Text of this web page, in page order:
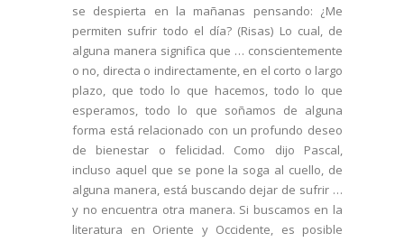
se despierta en la mañanas pensando: ¿Me
permiten sufrir todo el día? (Risas) Lo cual, de
alguna manera significa que … conscientemente
o no, directa o indirectamente, en el corto o largo
plazo, que todo lo que hacemos, todo lo que
esperamos, todo lo que soñamos de alguna
forma está relacionado con un profundo deseo
de bienestar o felicidad. Como dijo Pascal,
incluso aquel que se pone la soga al cuello, de
alguna manera, está buscando dejar de sufrir …
y no encuentra otra manera. Si buscamos en la
literatura en Oriente y Occidente, es posible